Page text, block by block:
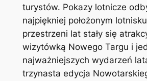
turystów. Pokazy lotnicze
najpiękniej położonym
przestrzeni lat stały się
wizytówką Nowego Targu i
najważniejszych wydarzeń
trzynasta edycja